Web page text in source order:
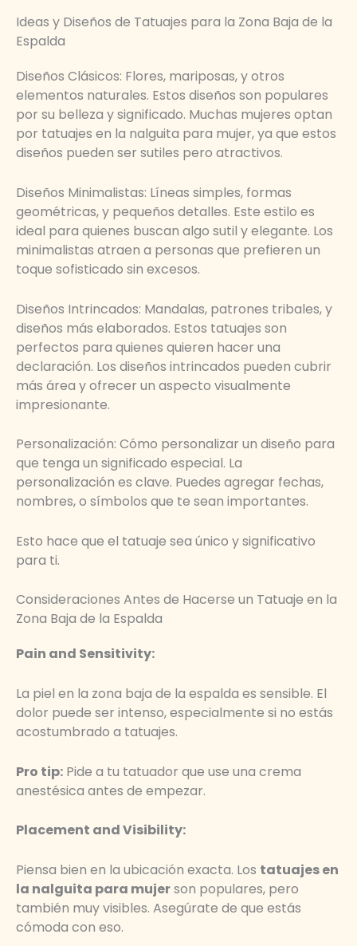
Ideas y Diseños de Tatuajes para la Zona Baja de la
Espalda
Diseños Clásicos: Flores, mariposas, y otros
elementos naturales. Estos diseños son populares
por su belleza y significado. Muchas mujeres optan
por tatuajes en la nalguita para mujer, ya que estos
diseños pueden ser sutiles pero atractivos.
Diseños Minimalistas: Líneas simples, formas
geométricas, y pequeños detalles. Este estilo es
ideal para quienes buscan algo sutil y elegante. Los
minimalistas atraen a personas que prefieren un
toque sofisticado sin excesos.
Diseños Intrincados: Mandalas, patrones tribales, y
diseños más elaborados. Estos tatuajes son
perfectos para quienes quieren hacer una
declaración. Los diseños intrincados pueden cubrir
más área y ofrecer un aspecto visualmente
impresionante.
Personalización: Cómo personalizar un diseño para
que tenga un significado especial. La
personalización es clave. Puedes agregar fechas,
nombres, o símbolos que te sean importantes.
Esto hace que el tatuaje sea único y significativo
para ti.
Consideraciones Antes de Hacerse un Tatuaje en la
Zona Baja de la Espalda
Pain and Sensitivity:
La piel en la zona baja de la espalda es sensible. El
dolor puede ser intenso, especialmente si no estás
acostumbrado a tatuajes.
Pro tip: Pide a tu tatuador que use una crema
anestésica antes de empezar.
Placement and Visibility:
Piensa bien en la ubicación exacta. Los tatuajes en
la nalguita para mujerson populares, pero
también muy visibles. Asegúrate de que estás
cómoda con eso.